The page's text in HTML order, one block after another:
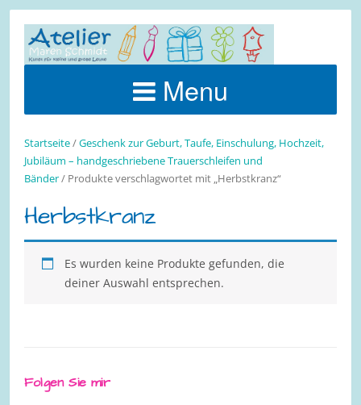
Menu
Startseite/Geschenk zur Geburt, Taufe, Einschulung, Hochzeit,
Jubiläum – handgeschriebene Trauerschleifen und
Bänder/ Produkte verschlagwortet mit „Herbstkranz“
Herbstkranz
Es wurden keine Produkte gefunden, die
deiner Auswahl entsprechen.
Folgen Sie mir